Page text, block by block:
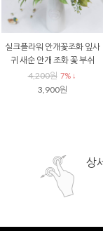
실크플라워 안개꽃조화 잎사
귀 새순 안개 조화 꽃 부쉬
4,200원 7% ↓
3,900원
상